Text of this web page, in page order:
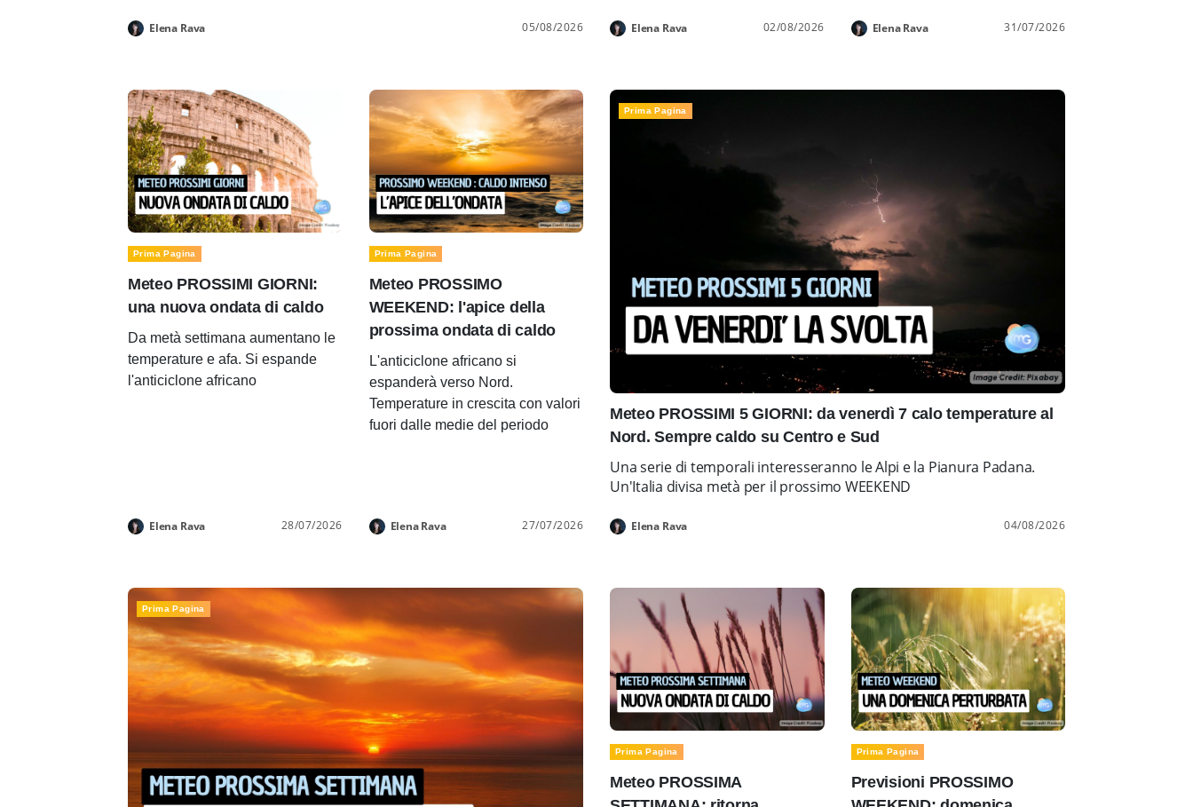
Elena Rava 05/08/2026 Elena Rava 02/08/2026 Elena Rava 31/07/2026
Prima Pagina
Meteo PROSSIMI GIORNI:
una nuova ondata di caldo
Da metà settimana aumentano le
temperature e afa. Si espande
l'anticiclone africano
Elena Rava 28/07/2026
Prima Pagina
Meteo PROSSIMO
WEEKEND: l'apice della
prossima ondata di caldo
L'anticiclone africano si
espanderà verso Nord.
Temperature in crescita con valori
fuori dalle medie del periodo
Elena Rava 27/07/2026
Prima Pagina
Meteo PROSSIMI 5 GIORNI: da venerdì 7 calo temperature al
Nord. Sempre caldo su Centro e Sud
Una serie di temporali interesseranno le Alpi e la Pianura Padana.
Un'Italia divisa metà per il prossimo WEEKEND
Elena Rava 04/08/2026
Prima Pagina
Prima Pagina
Meteo PROSSIMA
Prima Pagina
Previsioni PROSSIMO